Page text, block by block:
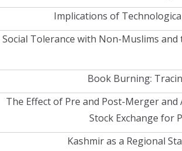
Implications of
Social Tolerance with Non-Muslims
Book Burning:
The Effect of Pre and Post-Merger and
Stock Exchange for
Kashmir as a Regional